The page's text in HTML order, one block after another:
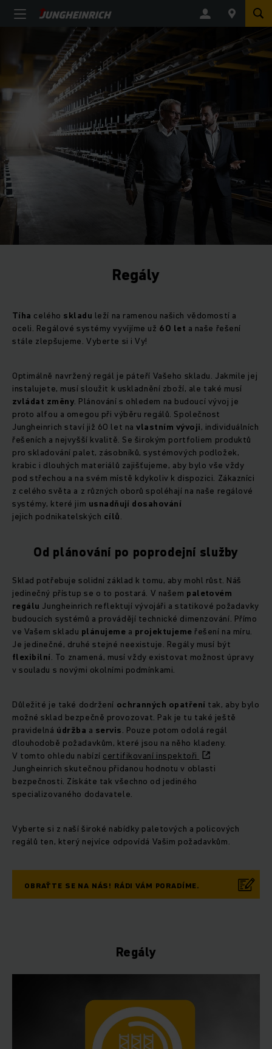
Regály
Tíha celého skladu leží na ramenou našich vědomostí a
oceli. Regálové systémy vyvíjíme už 60 let a naše řešení
stále zlepšujeme. Vyberte si i Vy!
Optimálně navržený regál je páteří Vašeho skladu. Jakmile jej
instalujete, musí sloužit k uskladnění zboží, ale také musí
zvládat změny. Plánování s ohledem na budoucí vývoj je
proto alfou a omegou při výběru regálů. Společnost
Jungheinrich staví již 60 let navlastním vývoji, individuálních
řešeních a nejvyšší kvalitě. Se širokým portfoliem produktů
pro skladování palet, zásobníků, systémových podložek,
krabic i dlouhých materiálů zajišťujeme, aby bylo vše vždy
pod střechou a na svém místě kdykoliv k dispozici. Zákazníci
z celého světa a z různých oborů spoléhají na naše regálové
systémy, které jim usnadňují dosahování
jejich podnikatelských cílů.
Od plánování po poprodejní služby
Sklad potřebuje solidní základ k tomu, aby mohl růst. Náš
jedinečný přístup se o to postará. V našem paletovém
regálu Jungheinrich reflektují vývojáři a statikové požadavky
budoucích systémů a provádějí technické dimenzování. Přímo
ve Vašem skladu plánujeme a projektujeme řešení na míru.
Je jedinečné, druhé stejné neexistuje. Regály musí být
flexibilní. To znamená, musí vždy existovat možnost úpravy
v souladu s novými okolními podmínkami.
Důležité je také dodržení ochranných opatření tak, aby bylo
možné sklad bezpečně provozovat. Pak je tu také ještě
pravidelná údržba a servis. Pouze potom odolá regál
dlouhodobě požadavkům, které jsou na něho kladeny.
V tomto ohledu nabízí certifikovaní inspektoři
Jungheinrich skutečnou přidanou hodnotu v oblasti
bezpečnosti. Získáte tak všechno od jediného
specializovaného dodavatele.
Vyberte si z naší široké nabídky paletových a policových
regálů ten, který nejvíce odpovídá Vašim požadavkům.
OBRAŤTE SE NA NÁS! RÁDI VÁM PORADÍME.
Regály